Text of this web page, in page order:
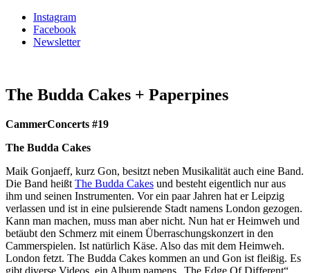
Instagram
Facebook
Newsletter
The Budda Cakes + Paperpines
CammerConcerts #19
The Budda Cakes
Maik Gonjaeff, kurz Gon, besitzt neben Musikalität auch eine Band.
Die Band heißt The Budda Cakes und besteht eigentlich nur aus
ihm und seinen Instrumenten. Vor ein paar Jahren hat er Leipzig
verlassen und ist in eine pulsierende Stadt namens London gezogen.
Kann man machen, muss man aber nicht. Nun hat er Heimweh und
betäubt den Schmerz mit einem Überraschungskonzert in den
Cammerspielen. Ist natürlich Käse. Also das mit dem Heimweh.
London fetzt. The Budda Cakes kommen an und Gon ist fleißig. Es
gibt diverse Videos, ein Album namens „The Edge Of Different“,